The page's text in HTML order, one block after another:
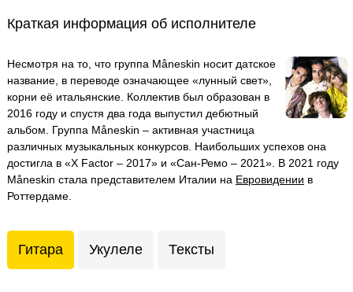
Краткая информация об исполнителе
Несмотря на то, что группа Måneskin носит датское
название, в переводе означающее «лунный свет»,
корни её итальянские. Коллектив был образован в
2016 году и спустя два года выпустил дебютный
альбом. Группа Måneskin – активная участница
различных музыкальных конкурсов. Наибольших успехов она
достигла в «X Factor – 2017» и «Сан-Ремо – 2021». В 2021 году
Måneskin стала представителем Италии на Евровидении в
Роттердаме.
Гитара Укулеле Тексты